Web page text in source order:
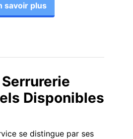
savoir plus
Disponibles
se distingue par ses